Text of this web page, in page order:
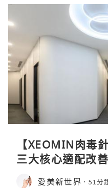
【XEOMIN肉毒
三大核心適配改
愛美新世界 51分